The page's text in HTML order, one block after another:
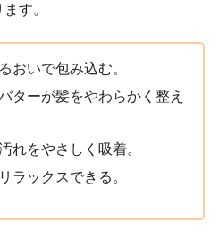
す。
おいで包み込む。
ターが髪をやわらかく整え
れをやさしく吸着。
ラックスできる。